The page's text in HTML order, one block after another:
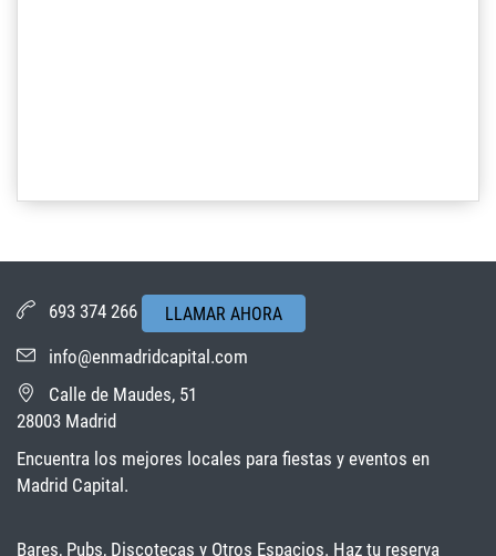
693 374 266 LLAMAR AHORA
info@enmadridcapital.com
Calle de Maudes, 51
28003 Madrid
Encuentra los mejores locales para fiestas y eventos en
Madrid Capital.
Bares, Pubs, Discotecas y Otros Espacios. Haz tu reserva